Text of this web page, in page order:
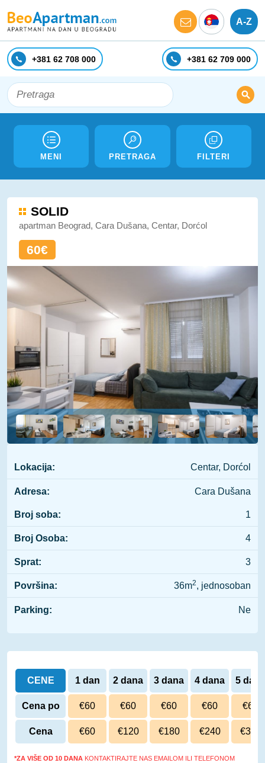
A-Z
+381 62 708 000 +381 62 709 000
MENI PRETRAGA FILTERI
SOLID
apartman Beograd, Cara Dušana, Centar, Dorćol
60€
Lokacija: Centar, Dorćol
Adresa: Cara Dušana
Broj soba: 1
Broj Osoba: 4
Sprat: 3
Površina: 36m2, jednosoban
Parking: Ne
CENE 1 dan 2 dana 3 dana 4 dana 5 dana
Cena po
danu
€60 €60 €60 €60 €60
Cena €60 €120 €180 €240 €300
*ZA VIŠE OD 10 DANA KONTAKTIRAJTE NAS EMAILOM ILI TELEFONOM